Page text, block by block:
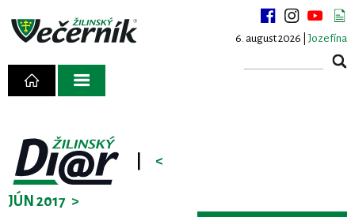
6. august 2026 | Jozefína
<
JÚN 2017 >